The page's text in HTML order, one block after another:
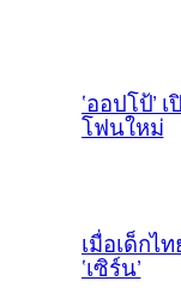
‘ออปโป้’
โฟนใหม่
เมื่อเด็กไ
‘เซิร์น’